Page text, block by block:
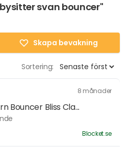
svan bouncer"
Skapa bevakning
Sortering:
8 månader
Bouncer Bliss Cla...
Blocket.se